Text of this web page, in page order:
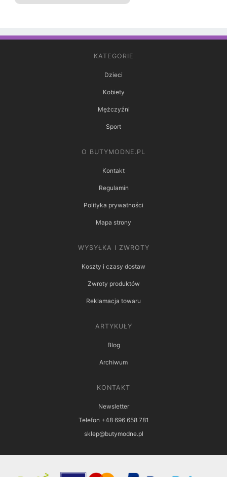
KATEGORIE
Dzieci
Kobiety
Mężczyźni
Sport
O BUTYMODNE.PL
Kontakt
Regulamin
Polityka prywatności
Mapa strony
WYSYŁKA I ZWROTY
Koszty i czasy dostaw
Zwroty produktów
Reklamacja towaru
ARTYKUŁY
Blog
Archiwum
KONTAKT
Newsletter
Telefon +48 696 658 781
sklep@butymodne.pl